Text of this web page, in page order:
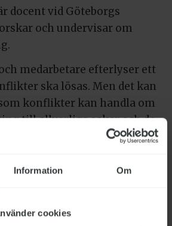
Information Om
cookies
docent vid Göteborgs
och undervisar om
medarbetare efterlyser ett
ska lösas. Men det kan
konflikter kan handla om
till allvarliga saker och de
långvariga, säger han.
handlar om.
ut?«, »Pratar